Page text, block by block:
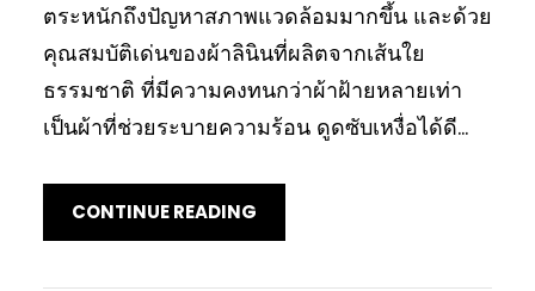
ตระหนักถึงปัญหาสภาพแวดล้อมมากขึ้น และด้วย
คุณสมบัติเด่นของผ้าลินินที่ผลิตจากเส้นใย
ธรรมชาติ ที่มีความคงทนกว่าผ้าฝ้ายหลายเท่า
เป็นผ้าที่ช่วยระบายความร้อน ดูดซับเหงื่อได้ดี…
CONTINUE READING